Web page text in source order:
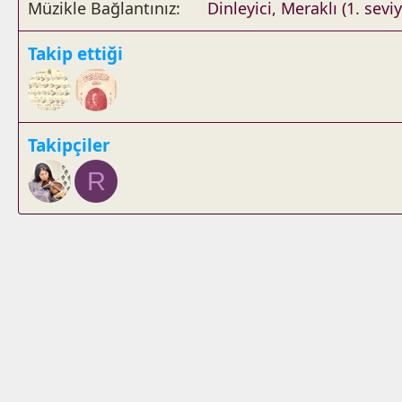
Müzikle Bağlantınız Dinleyici, Meraklı (1.
Takip ettiği
Takipçiler
R